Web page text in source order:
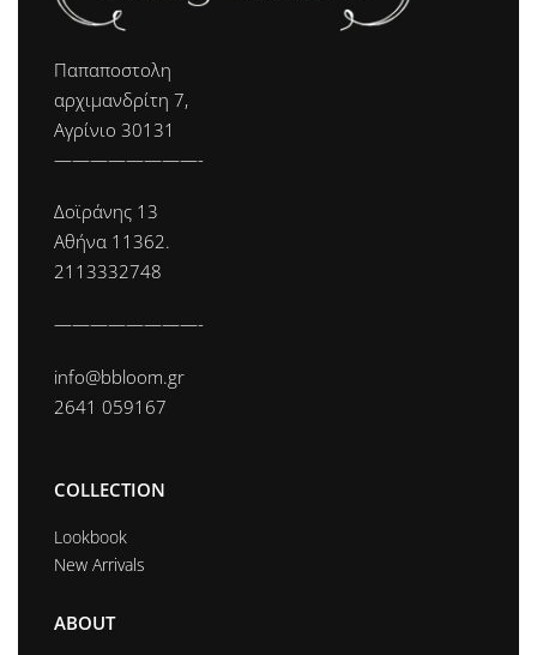
Παπαποστολη
αρχιμανδρίτη 7,
Αγρίνιο 30131
————————-
Δοϊράνης 13
Αθήνα 11362.
2113332748
————————-
info@bbloom.gr
2641 059167
COLLECTION
Lookbook
New Arrivals
ABOUT